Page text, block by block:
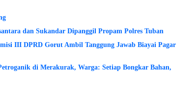
dan Sukandar Dipanggil Propam Polres Tuban
III DPRD Gorut Ambil Tanggung Jawab Biayai Pagar
di Merakurak, Warga: Setiap Bongkar Bahan,